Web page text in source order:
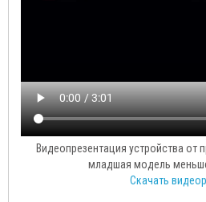
Видеопрезентация устройства от
младшая модель
Скачать